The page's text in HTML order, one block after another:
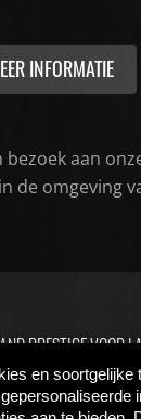
INFORMATIE
bezoek aan
de omgeving
PRESTIGE VOOR
UIT LIEFDE VOOR BIER
en soortgelijke